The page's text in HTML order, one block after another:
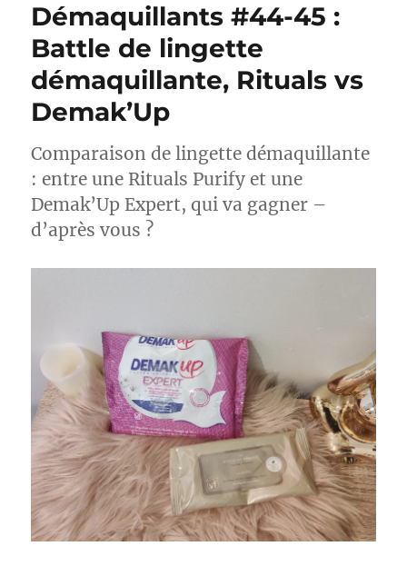
:
Battle
de
brumes
d’oreiller
entre
L’Occitane,
Le
Couvent
des
Minimes
et
Démaquillants #44-45 :
Battle de lingette
démaquillante, Rituals vs
Demak’Up
Comparaison de lingette démaquillante
: entre une Rituals Purify et une
Demak’Up Expert, qui va gagner –
d’après vous ?